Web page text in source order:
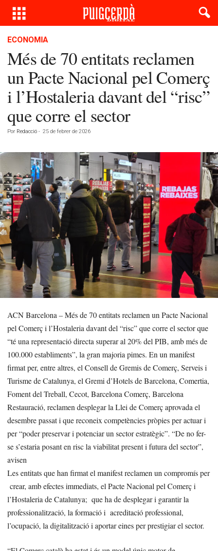
ECONOMIA
Més de 70 entitats reclamen
un Pacte Nacional pel Comerç
i l’Hostaleria davant del “risc”
que corre el sector
Por Redacció - 25 de febrer de 2026
ACN Barcelona – Més de 70 entitats reclamen un Pacte Nacional
pel Comerç i l’Hostaleria davant del “risc” que corre el sector que
“té una representació directa superar al 20% del PIB, amb més de
100.000 establiments”, la gran majoria pimes. En un manifest
firmat per, entre altres, el Consell de Gremis de Comerç, Serveis i
Turisme de Catalunya, el Gremi d’Hotels de Barcelona, Comertia,
Foment del Treball, Cecot, Barcelona Comerç, Barcelona
Restauració, reclamen desplegar la Llei de Comerç aprovada el
desembre passat i que reconeix competències pròpies per actuar i
per “poder preservar i potenciar un sector estratègic”. “De no fer-
se s’estaria posant en risc la viabilitat present i futura del sector”,
avisen
Les entitats que han firmat el manifest reclamen un compromís per
crear, amb efectes immediats, el Pacte Nacional pel Comerç i
l’Hostaleria de Catalunya; que ha de desplegar i garantir la
professionalització, la formació i acreditació professional,
l’ocupació, la digitalització i aportar eines per prestigiar el sector.